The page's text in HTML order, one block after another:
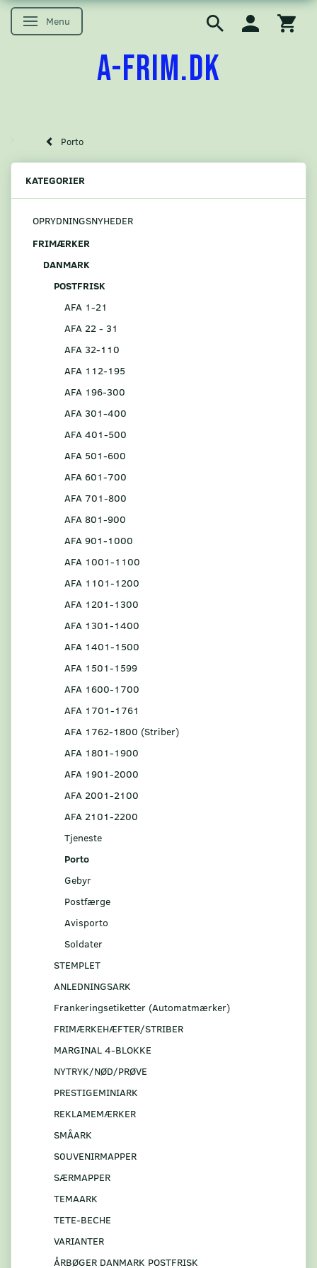
Skifte navigation
Menu
A-FRIM.DK
Porto
KATEGORIER
OPRYDNINGSNYHEDER
FRIMÆRKER
DANMARK
POSTFRISK
AFA 1-21
AFA 22 - 31
AFA 32-110
AFA 112-195
AFA 196-300
AFA 301-400
AFA 401-500
AFA 501-600
AFA 601-700
AFA 701-800
AFA 801-900
AFA 901-1000
AFA 1001-1100
AFA 1101-1200
AFA 1201-1300
AFA 1301-1400
AFA 1401-1500
AFA 1501-1599
AFA 1600-1700
AFA 1701-1761
AFA 1762-1800 (Striber)
AFA 1801-1900
AFA 1901-2000
AFA 2001-2100
AFA 2101-2200
Tjeneste
Porto
Gebyr
Postfærge
Avisporto
Soldater
STEMPLET
ANLEDNINGSARK
Frankeringsetiketter (Automatmærker)
FRIMÆRKEHÆFTER/STRIBER
MARGINAL 4-BLOKKE
NYTRYK/NØD/PRØVE
PRESTIGEMINIARK
REKLAMEMÆRKER
SMÅARK
S0UVENIRMAPPER
SÆRMAPPER
TEMAARK
TETE-BECHE
VARIANTER
ÅRBØGER DANMARK POSTFRISK